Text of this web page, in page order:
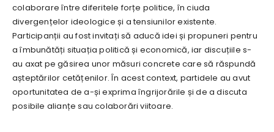
colaborare între diferitele forțe politice, în ciuda
divergențelor ideologice și a tensiunilor existente.
Participanții au fost invitați să aducă idei și propuneri pentru
a îmbunătăți situația politică și economică, iar discuțiile s-
au axat pe găsirea unor măsuri concrete care să răspundă
așteptărilor cetățenilor. În acest context, partidele au avut
oportunitatea de a-și exprima îngrijorările și de a discuta
posibile alianțe sau colaborări viitoare.